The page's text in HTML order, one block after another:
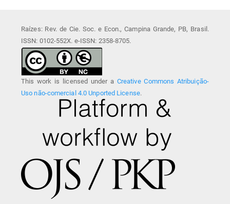
Raízes: Rev. de Cie. Soc. e Econ., Campina Grande, PB, Brasil.
ISSN: 0102-552X. e-ISSN: 2358-8705.
This work is licensed under a Creative Commons Atribuição-
Uso não-comercial 4.0 Unported License.